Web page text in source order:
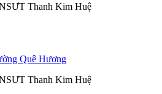
Thanh Kim Huệ
Quê Hương
Thanh Kim Huệ